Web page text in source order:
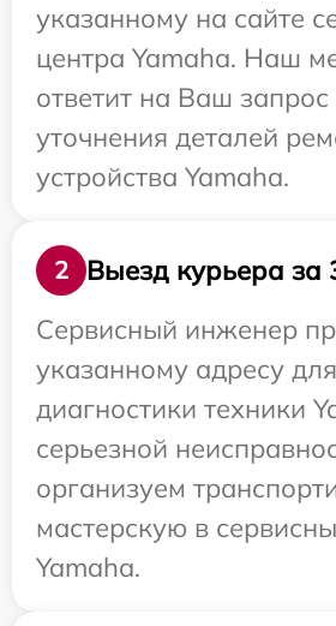
указанному на сайте
центра Yamaha. Наш
ответит на Ваш запрос
уточнения деталей
устройства Yamaha.
2
Выезд курьера за
Сервисный инженер
указанному адресу для
диагностики техники
серьезной
организуем
мастерскую в
Yamaha.